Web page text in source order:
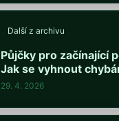
Další z archivu
Půjčky pro začínající
Jak se vyhnout
29. 4. 2026